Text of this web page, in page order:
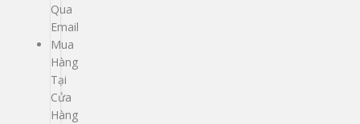
Qua
Email
Mua
Hàng
Tại
Cửa
Hàng